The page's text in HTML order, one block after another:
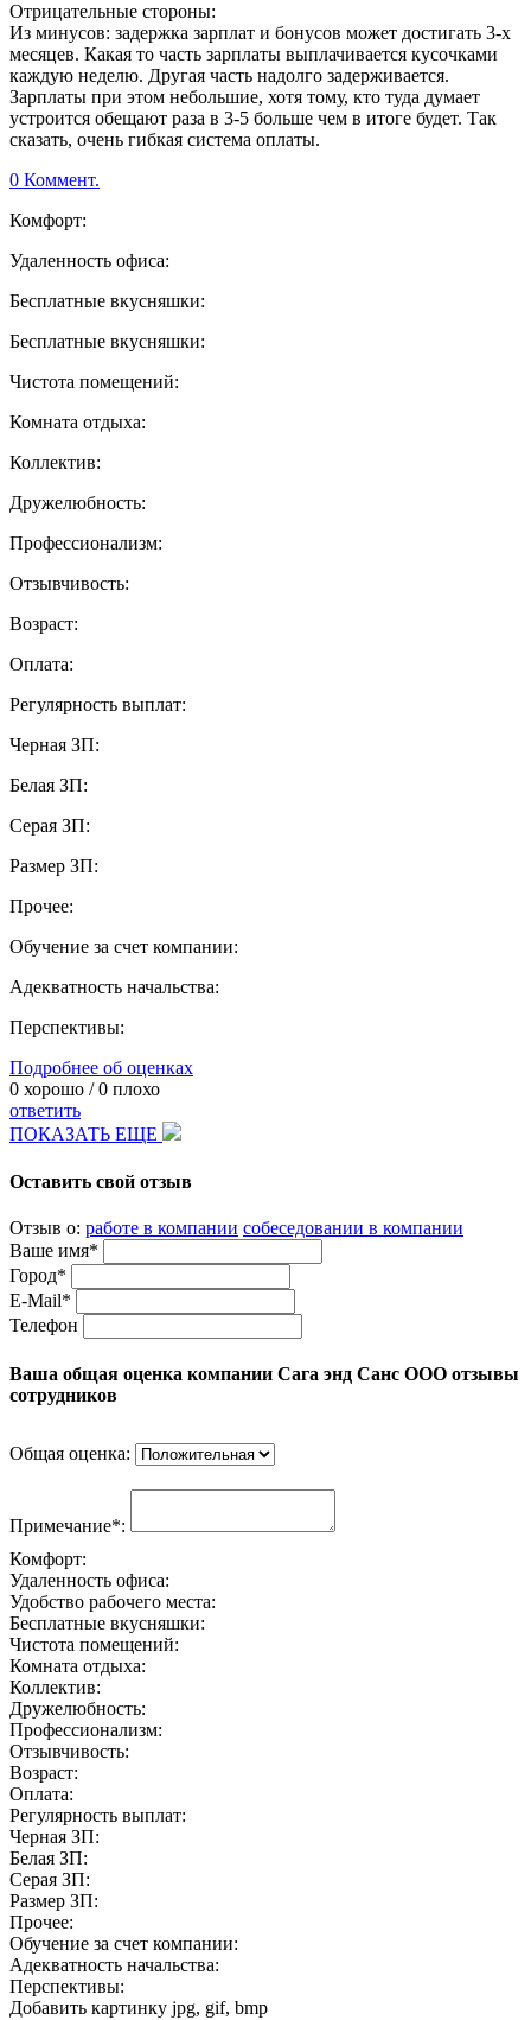
Отрицательные стороны:
Из минусов: задержка зарплат и бонусов может достигать 3-х
месяцев. Какая то часть зарплаты выплачивается кусочками
каждую неделю. Другая часть надолго задерживается.
Зарплаты при этом небольшие, хотя тому, кто туда думает
устроится обещают раза в 3-5 больше чем в итоге будет. Так
сказать, очень гибкая система оплаты.
0 Коммент.
Комфорт:
Удаленность офиса:
Бесплатные вкусняшки:
Бесплатные вкусняшки:
Чистота помещений:
Комната отдыха:
Коллектив:
Дружелюбность:
Профессионализм:
Отзывчивость:
Возраст:
Оплата:
Регулярность выплат:
Черная ЗП:
Белая ЗП:
Серая ЗП:
Размер ЗП:
Прочее:
Обучение за счет компании:
Адекватность начальства:
Перспективы:
Подробнее об оценках
0 хорошо /0 плохо
ответить
ПОКАЗАТЬ ЕЩЕ
Оставить свой отзыв
Отзыв о: работе в компании собеседовании в компании
Ваше имя*
Город*
E-Mail*
Телефон
Ваша общая оценка компании Сага энд Санс ООО отзывы
сотрудников
Общая оценка:
Примечание*:
Комфорт:
Удаленность офиса:
Удобство рабочего места:
Бесплатные вкусняшки:
Чистота помещений:
Комната отдыха:
Коллектив:
Дружелюбность:
Профессионализм:
Отзывчивость:
Возраст:
Оплата:
Регулярность выплат:
Черная ЗП:
Белая ЗП:
Серая ЗП:
Размер ЗП:
Прочее:
Обучение за счет компании:
Адекватность начальства:
Перспективы:
Добавить картинку jpg, gif, bmp